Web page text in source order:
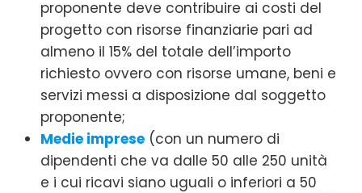
proponente deve contribuire ai costi del
progetto con risorse finanziarie pari ad
almeno il 15% del totale dell’importo
richiesto ovvero con risorse umane, beni e
servizi messi a disposizione dal soggetto
proponente;
Medie imprese (con un numero di
dipendenti che va dalle 50 alle 250 unità
e i cui ricavi siano uguali o inferiori a 50